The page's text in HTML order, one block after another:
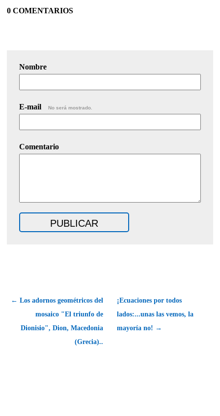
0 COMENTARIOS
Nombre
E-mail No será mostrado.
Comentario
← Los adornos geométricos del
mosaico "El triunfo de
Dionisio", Dion, Macedonia
(Grecia)..
¡Ecuaciones por todos
lados:...unas las vemos, la
mayoría no! →